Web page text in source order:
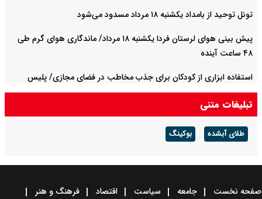
تونل توحید از بامداد یکشنبه ۱۸ مرداد مسدود می‌شود
پیش بینی هوای لرستان فردا یکشنبه ۱۸ مرداد/ ماندگاری هوای گرم طی
۴۸ ساعت آینده
استفاده ابزاری از کودکان برای جذب مخاطب در فضای مجازی/ پلیس
پایتخت اطلاعیه داد
تبلیغات متنی
طلای آبشده بوکینگ
صفحه نخست جامعه سیاست اقتصاد
فرهنگ و هنر